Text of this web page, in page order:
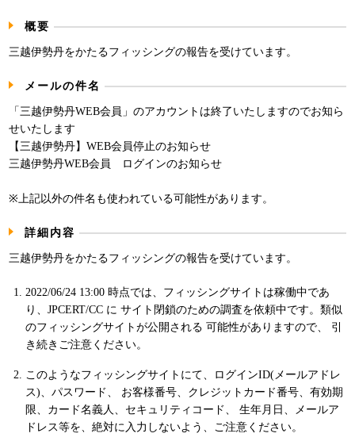
WG活動
パンフレット
概要
三越伊勢丹をかたるフィッシングの報告を受けています。
メールの件名
「三越伊勢丹WEB会員」のアカウントは終了いたしますのでお知ら
せいたします
【三越伊勢丹】WEB会員停止のお知らせ
三越伊勢丹WEB会員 ログインのお知らせ
※上記以外の件名も使われている可能性があります。
詳細内容
三越伊勢丹をかたるフィッシングの報告を受けています。
2022/06/24 13:00 時点では、フィッシングサイトは稼働中であ
り、JPCERT/CC に サイト閉鎖のための調査を依頼中です。類似
のフィッシングサイトが公開される 可能性がありますので、 引
き続きご注意ください。
このようなフィッシングサイトにて、ログインID(メールアドレ
ス)、パスワード、 お客様番号、クレジットカード番号、有効期
限、カード名義人、セキュリティコード、 生年月日、メールア
ドレス等を、絶対に入力しないよう、ご注意ください。